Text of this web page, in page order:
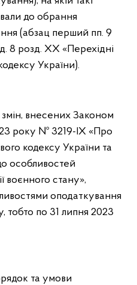
до обрання
(абзац перший пп. 9
8 розд. ХХ «Перехідні
України).
внесених Законом
року № 3219-ІХ «Про
кодексу України та
особливостей
воєнного стану»,
оподаткування
тобто по 31 липня 2023
та умови